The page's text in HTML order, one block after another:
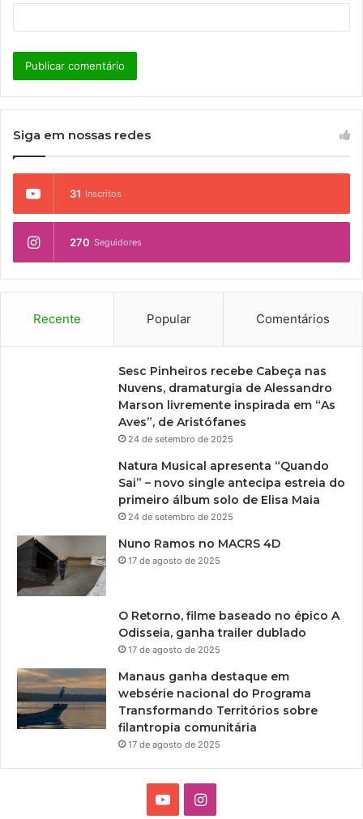
Siga em nossas redes
31 Inscritos
270 Seguidores
Recente Popular Comentários
Sesc Pinheiros recebe Cabeça nas
Nuvens, dramaturgia de Alessandro
Marson livremente inspirada em “As
Aves”, de Aristófanes
24 de setembro de 2025
Natura Musical apresenta “Quando
Sai” – novo single antecipa estreia do
primeiro álbum solo de Elisa Maia
24 de setembro de 2025
Nuno Ramos no MACRS 4D
17 de agosto de 2025
O Retorno, filme baseado no épico A
Odisseia, ganha trailer dublado
17 de agosto de 2025
Manaus ganha destaque em
websérie nacional do Programa
Transformando Territórios sobre
filantropia comunitária
17 de agosto de 2025
I